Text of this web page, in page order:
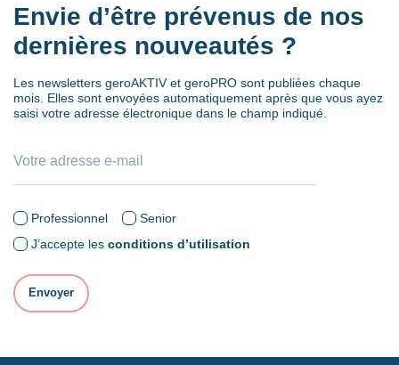
Envie d’être prévenus de nos
dernières nouveautés ?
Les newsletters geroAKTIV et geroPRO sont publiées chaque
mois. Elles sont envoyées automatiquement après que vous ayez
saisi votre adresse électronique dans le champ indiqué.
Professionnel
Senior
J’accepte les conditions d’utilisation